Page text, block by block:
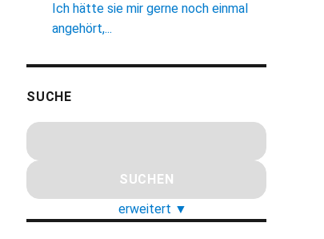
Ich hätte sie mir gerne noch einmal
angehört,...
SUCHE
erweitert ▼